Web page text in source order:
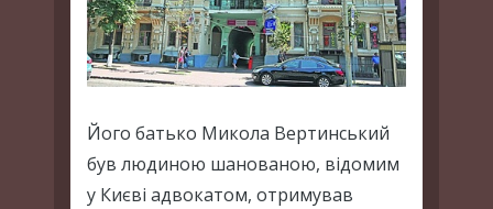
Його батько Микола Вертинський
був людиною шанованою, відомим
у Києві адвокатом, отримував